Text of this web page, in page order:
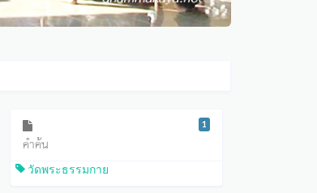
คำค้น
1
วัดพระธรรมกาย